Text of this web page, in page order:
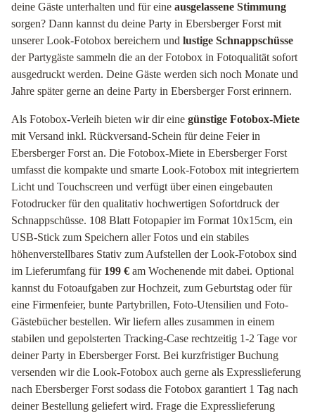
deine Gäste unterhalten und für eine ausgelassene Stimmung
sorgen? Dann kannst du deine Party in Ebersberger Forst mit
unserer Look-Fotobox bereichern und lustige Schnappschüsse
der Partygäste sammeln die an der Fotobox in Fotoqualität sofort
ausgedruckt werden. Deine Gäste werden sich noch Monate und
Jahre später gerne an deine Party in Ebersberger Forst erinnern.
Als Fotobox-Verleih bieten wir dir eine günstige Fotobox-Miete
mit Versand inkl. Rückversand-Schein für deine Feier in
Ebersberger Forst an. Die Fotobox-Miete in Ebersberger Forst
umfasst die kompakte und smarte Look-Fotobox mit integriertem
Licht und Touchscreen und verfügt über einen eingebauten
Fotodrucker für den qualitativ hochwertigen Sofortdruck der
Schnappschüsse. 108 Blatt Fotopapier im Format 10x15cm, ein
USB-Stick zum Speichern aller Fotos und ein stabiles
höhenverstellbares Stativ zum Aufstellen der Look-Fotobox sind
im Lieferumfang für 199 € am Wochenende mit dabei. Optional
kannst du Fotoaufgaben zur Hochzeit, zum Geburtstag oder für
eine Firmenfeier, bunte Partybrillen, Foto-Utensilien und Foto-
Gästebücher bestellen. Wir liefern alles zusammen in einem
stabilen und gepolsterten Tracking-Case rechtzeitig 1-2 Tage vor
deiner Party in Ebersberger Forst. Bei kurzfristiger Buchung
versenden wir die Look-Fotobox auch gerne als Expresslieferung
nach Ebersberger Forst sodass die Fotobox garantiert 1 Tag nach
deiner Bestellung geliefert wird. Frage die Expresslieferung